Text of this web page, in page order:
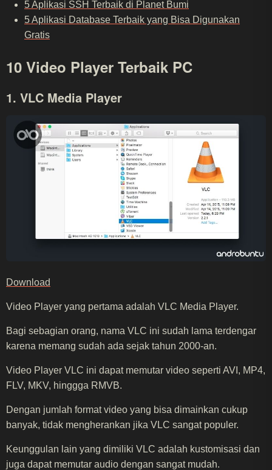
5 Aplikasi SSH Terbaik di Planet Bumi
5 Aplikasi Database Terbaik yang Bisa Digunakan
Gratis
10 Video Player Terbaik PC
1. VLC Media Player
Download
Video Player yang pertama adalah VLC Media Player.
Bagi sebagian orang, nama VLC ini sudah lama terdengar
karena memang sudah ada sejak tahun 2000-an.
Video Player VLC ini dapat memutar video seperti AVI, MP4,
FLV, MKV, hinggga RMVB.
Dengan jumlah format video yang bisa dimainkan cukup
banyak, tidak mengherankan jika VLC sangat populer.
Keunggulan lain yang dimiliki VLC adalah kustomisasi dan
juga dapat memutar audio dengan sangat mudah.